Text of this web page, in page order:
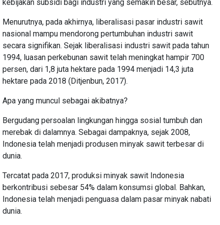
kebijakan subsidi bagi industri yang semakin besar, sebutnya.
Menurutnya, pada akhirnya, liberalisasi pasar industri sawit
nasional mampu mendorong pertumbuhan industri sawit
secara signifikan. Sejak liberalisasi industri sawit pada tahun
1994, luasan perkebunan sawit telah meningkat hampir 700
persen, dari 1,8 juta hektare pada 1994 menjadi 14,3 juta
hektare pada 2018 (Ditjenbun, 2017).
Apa yang muncul sebagai akibatnya?
Bergudang persoalan lingkungan hingga sosial tumbuh dan
merebak di dalamnya. Sebagai dampaknya, sejak 2008,
Indonesia telah menjadi produsen minyak sawit terbesar di
dunia.
Tercatat pada 2017, produksi minyak sawit Indonesia
berkontribusi sebesar 54% dalam konsumsi global. Bahkan,
Indonesia telah menjadi penguasa dalam pasar minyak nabati
dunia.